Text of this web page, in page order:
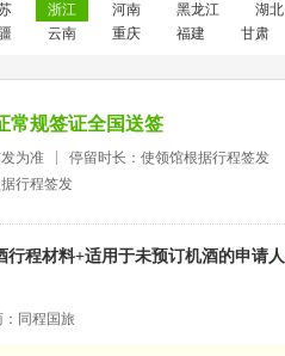
浙江 河南 黑龙江 湖北
云南 重庆 福建 甘肃
常规签证全国送签
为准
停留时长：使领馆根据行程签发
行程签发
行程材料+适用于未预订机酒的申请人
同程国旅